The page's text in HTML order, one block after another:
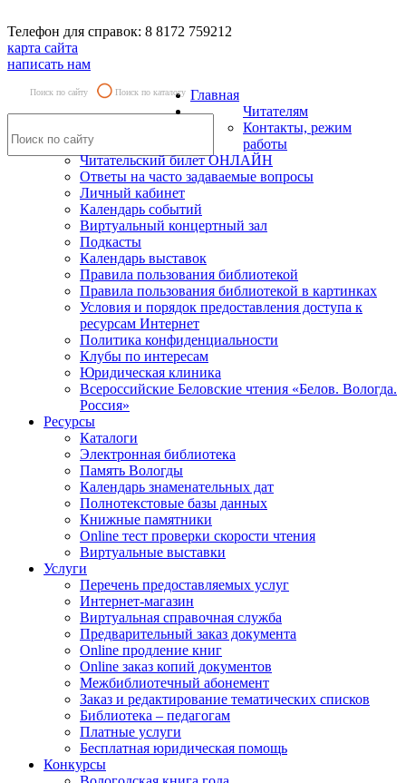
Телефон для справок: 8 8172 759212
карта сайта
написать нам
Поиск по сайту Поиск по каталогу Главная
Читателям
Контакты, режим
работы
Читательский билет ОНЛАЙН
Ответы на часто задаваемые вопросы
Личный кабинет
Календарь событий
Виртуальный концертный зал
Подкасты
Календарь выставок
Правила пользования библиотекой
Правила пользования библиотекой в картинках
Условия и порядок предоставления доступа к
ресурсам Интернет
Политика конфиденциальности
Клубы по интересам
Юридическая клиника
Всероссийские Беловские чтения «Белов. Вологда.
Россия»
Ресурсы
Каталоги
Электронная библиотека
Память Вологды
Календарь знаменательных дат
Полнотекстовые базы данных
Книжные памятники
Online тест проверки скорости чтения
Виртуальные выставки
Услуги
Перечень предоставляемых услуг
Интернет-магазин
Виртуальная справочная служба
Предварительный заказ документа
Online продление книг
Online заказ копий документов
Межбиблиотечный абонемент
Заказ и редактирование тематических списков
Библиотека – педагогам
Платные услуги
Бесплатная юридическая помощь
Конкурсы